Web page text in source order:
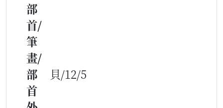
部
首/
筆
畫/
部
首
貝/12/5